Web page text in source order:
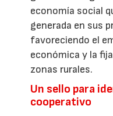
economía social
generada en sus
favoreciendo el
económica y la
zonas rurales.
Un sello para
cooperativo